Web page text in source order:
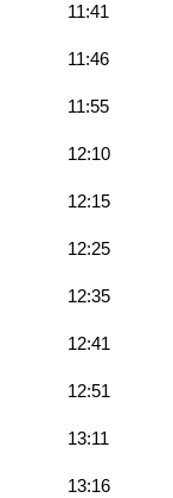
11:41
11:46
11:55
12:10
12:15
12:25
12:35
12:41
12:51
13:11
13:16